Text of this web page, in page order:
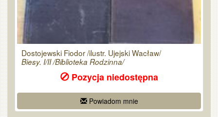
Dostojewski Fiodor /ilustr. Ujejski Wacław/
Biesy. I/II /Biblioteka Rodzinna/
Pozycja niedostępna
Powiadom mnie